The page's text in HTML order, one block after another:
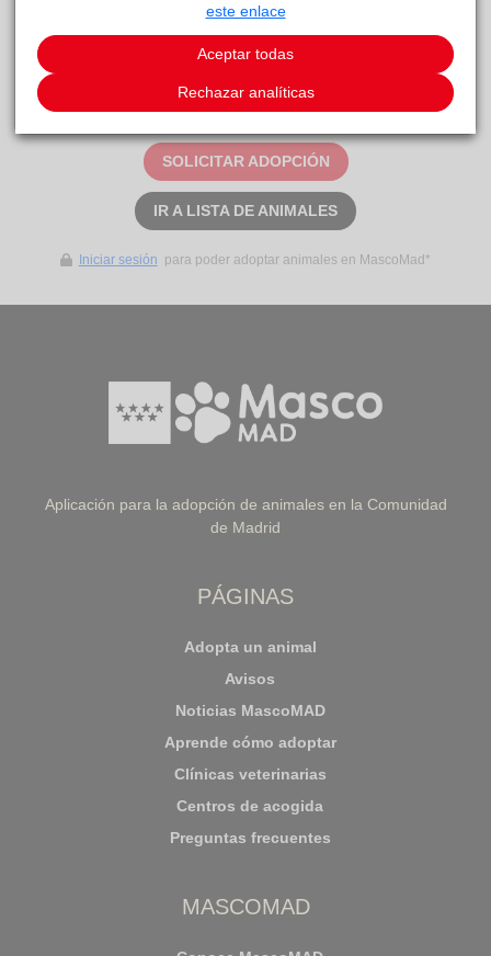
reside actualmente en el centro de acogida
Centro de Protección Animal
Este animal aún no ha recibido solicitudes de
adopción
SOLICITAR ADOPCIÓN
IR A LISTA DE ANIMALES
Iniciar sesión para poder adoptar animales en MascoMad*
Aplicación para la adopción de animales en la Comunidad
de Madrid
PÁGINAS
Adopta un animal
Avisos
Noticias MascoMAD
Aprende cómo adoptar
Clínicas veterinarias
Centros de acogida
Preguntas frecuentes
MASCOMAD
este enlace
Aceptar todas
Rechazar analíticas